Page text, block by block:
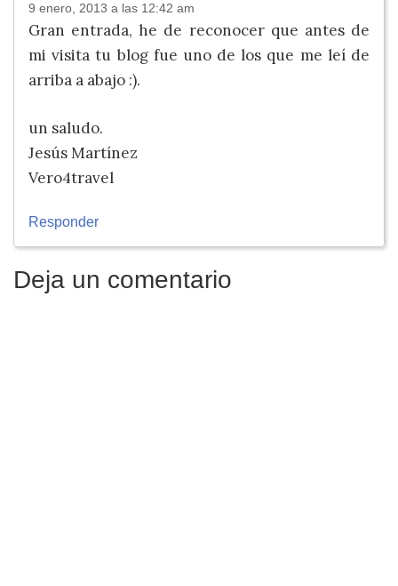
9 enero, 2013 a las 12:42 am
Gran entrada, he de reconocer que antes de
mi visita tu blog fue uno de los que me leí de
arriba a abajo :).
un saludo.
Jesús Martínez
Vero4travel
Responder
Deja un comentario